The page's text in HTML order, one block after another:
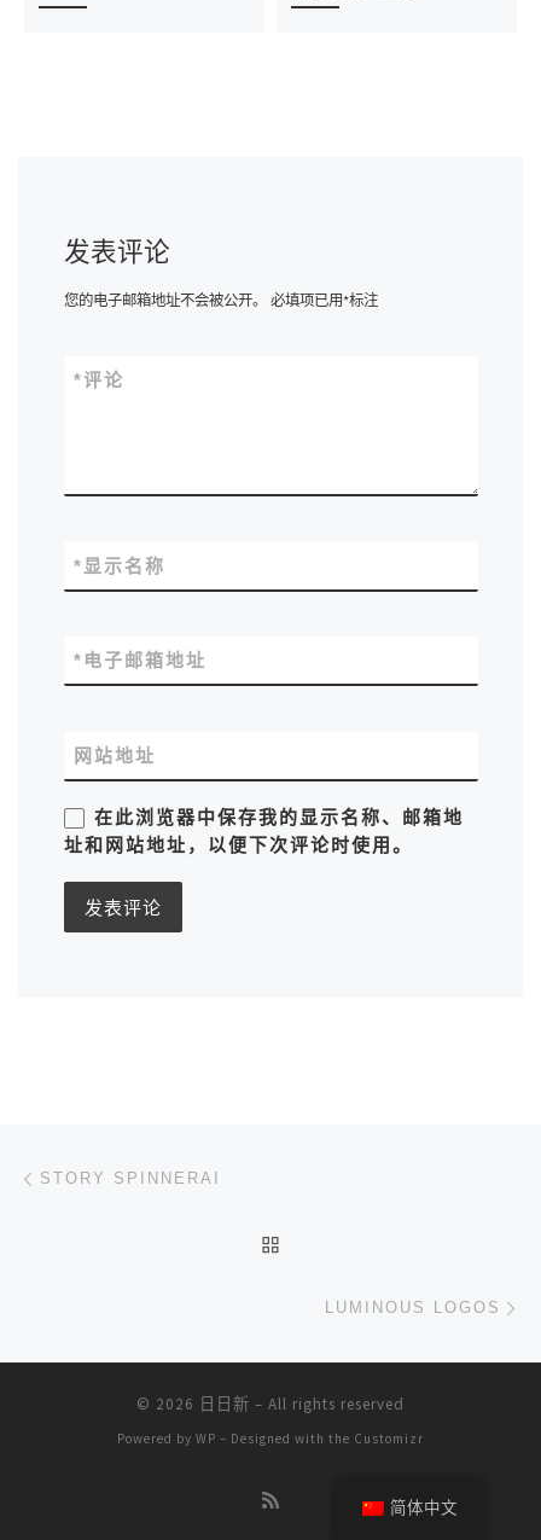
发表评论
您的电子邮箱地址不会被公开。 必填项已用*标注
评论
*
显示名称
*
电子邮箱地址
*
网站地址
在此浏览器中保存我的显示名称、邮箱地
址和网站地址，以便下次评论时使用。
文章导航
STORY SPINNERAI
LUMINOUS LOGOS
© 2026 日日新 – All rights reserved
Powered by WP – Designed with the Customizr
简体中文